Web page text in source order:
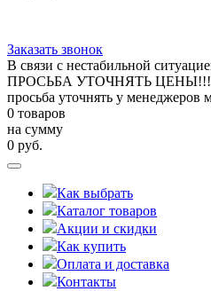
Заказать звонок
В связи с нестабильной
ПРОСЬБА УТОЧНЯТЬ ЦЕНЫ!!!
просьба уточнять у менеджеров
0 товаров
на сумму
0 руб.
Как выбрать
Каталог товаров
Акции и скидки
Как купить
Оплата и доставка
Контакты